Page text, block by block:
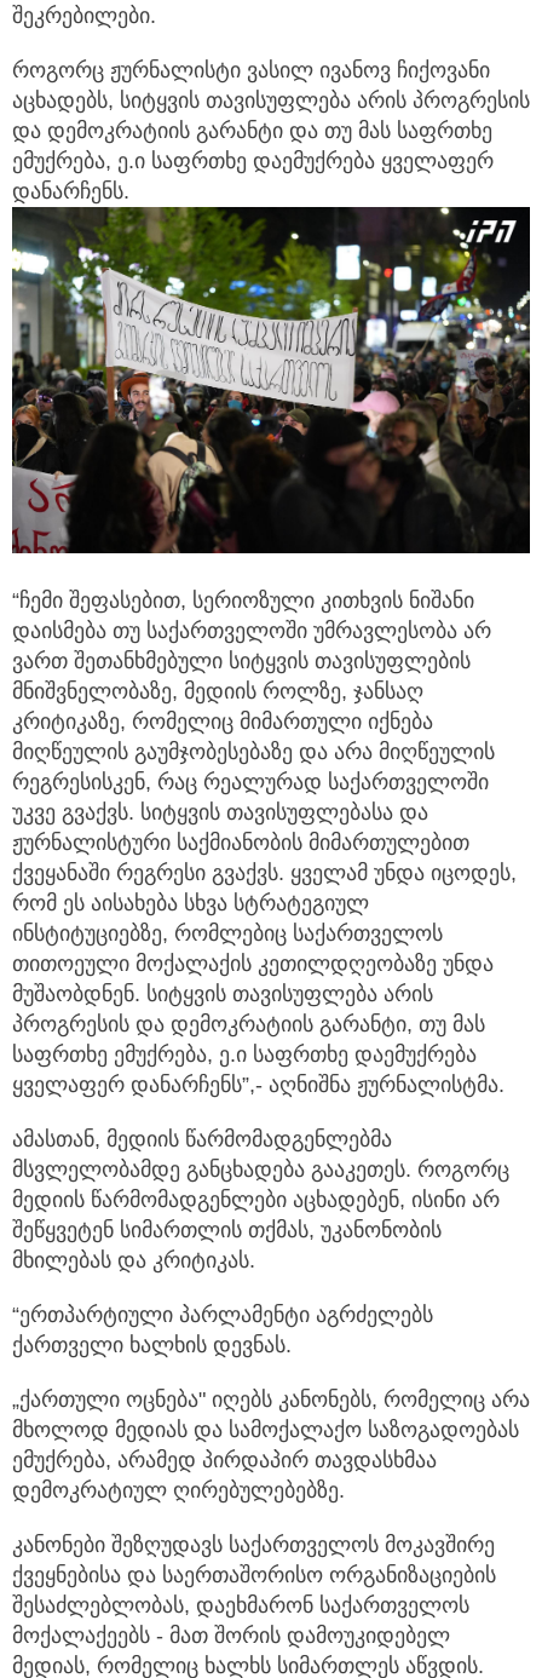
შეკრებილები.
როგორც ჟურნალისტი ვასილ ივანოვ ჩიქოვანი
აცხადებს, სიტყვის თავისუფლება არის პროგრესის
და დემოკრატიის გარანტი და თუ მას საფრთხე
ემუქრება, ე.ი საფრთხე დაემუქრება ყველაფერ
დანარჩენს.
“ჩემი შეფასებით, სერიოზული კითხვის ნიშანი
დაისმება თუ საქართველოში უმრავლესობა არ
ვართ შეთანხმებული სიტყვის თავისუფლების
მნიშვნელობაზე, მედიის როლზე, ჯანსაღ
კრიტიკაზე, რომელიც მიმართული იქნება
მიღწეულის გაუმჯობესებაზე და არა მიღწეულის
რეგრესისკენ, რაც რეალურად საქართველოში
უკვე გვაქვს. სიტყვის თავისუფლებასა და
ჟურნალისტური საქმიანობის მიმართულებით
ქვეყანაში რეგრესი გვაქვს. ყველამ უნდა იცოდეს,
რომ ეს აისახება სხვა სტრატეგიულ
ინსტიტუციებზე, რომლებიც საქართველოს
თითოეული მოქალაქის კეთილდღეობაზე უნდა
მუშაობდნენ. სიტყვის თავისუფლება არის
პროგრესის და დემოკრატიის გარანტი, თუ მას
საფრთხე ემუქრება, ე.ი საფრთხე დაემუქრება
ყველაფერ დანარჩენს”,- აღნიშნა ჟურნალისტმა.
ამასთან, მედიის წარმომადგენლებმა
მსვლელობამდე განცხადება გააკეთეს. როგორც
მედიის წარმომადგენლები აცხადებენ, ისინი არ
შეწყვეტენ სიმართლის თქმას, უკანონობის
მხილებას და კრიტიკას.
“ერთპარტიული პარლამენტი აგრძელებს
ქართველი ხალხის დევნას.
„ქართული ოცნება" იღებს კანონებს, რომელიც არა
მხოლოდ მედიას და სამოქალაქო საზოგადოებას
ემუქრება, არამედ პირდაპირ თავდასხმაა
დემოკრატიულ ღირებულებებზე.
კანონები შეზღუდავს საქართველოს მოკავშირე
ქვეყნებისა და საერთაშორისო ორგანიზაციების
შესაძლებლობას, დაეხმარონ საქართველოს
მოქალაქეებს - მათ შორის დამოუკიდებელ
მედიას, რომელიც ხალხს სიმართლეს აწვდის.